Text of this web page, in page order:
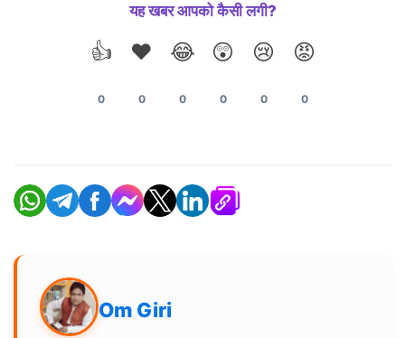
यह खबर आपको कैसी लगी?
👍
0
❤️
0
😂
0
😲
0
😢
0
😡
0
Om Giri